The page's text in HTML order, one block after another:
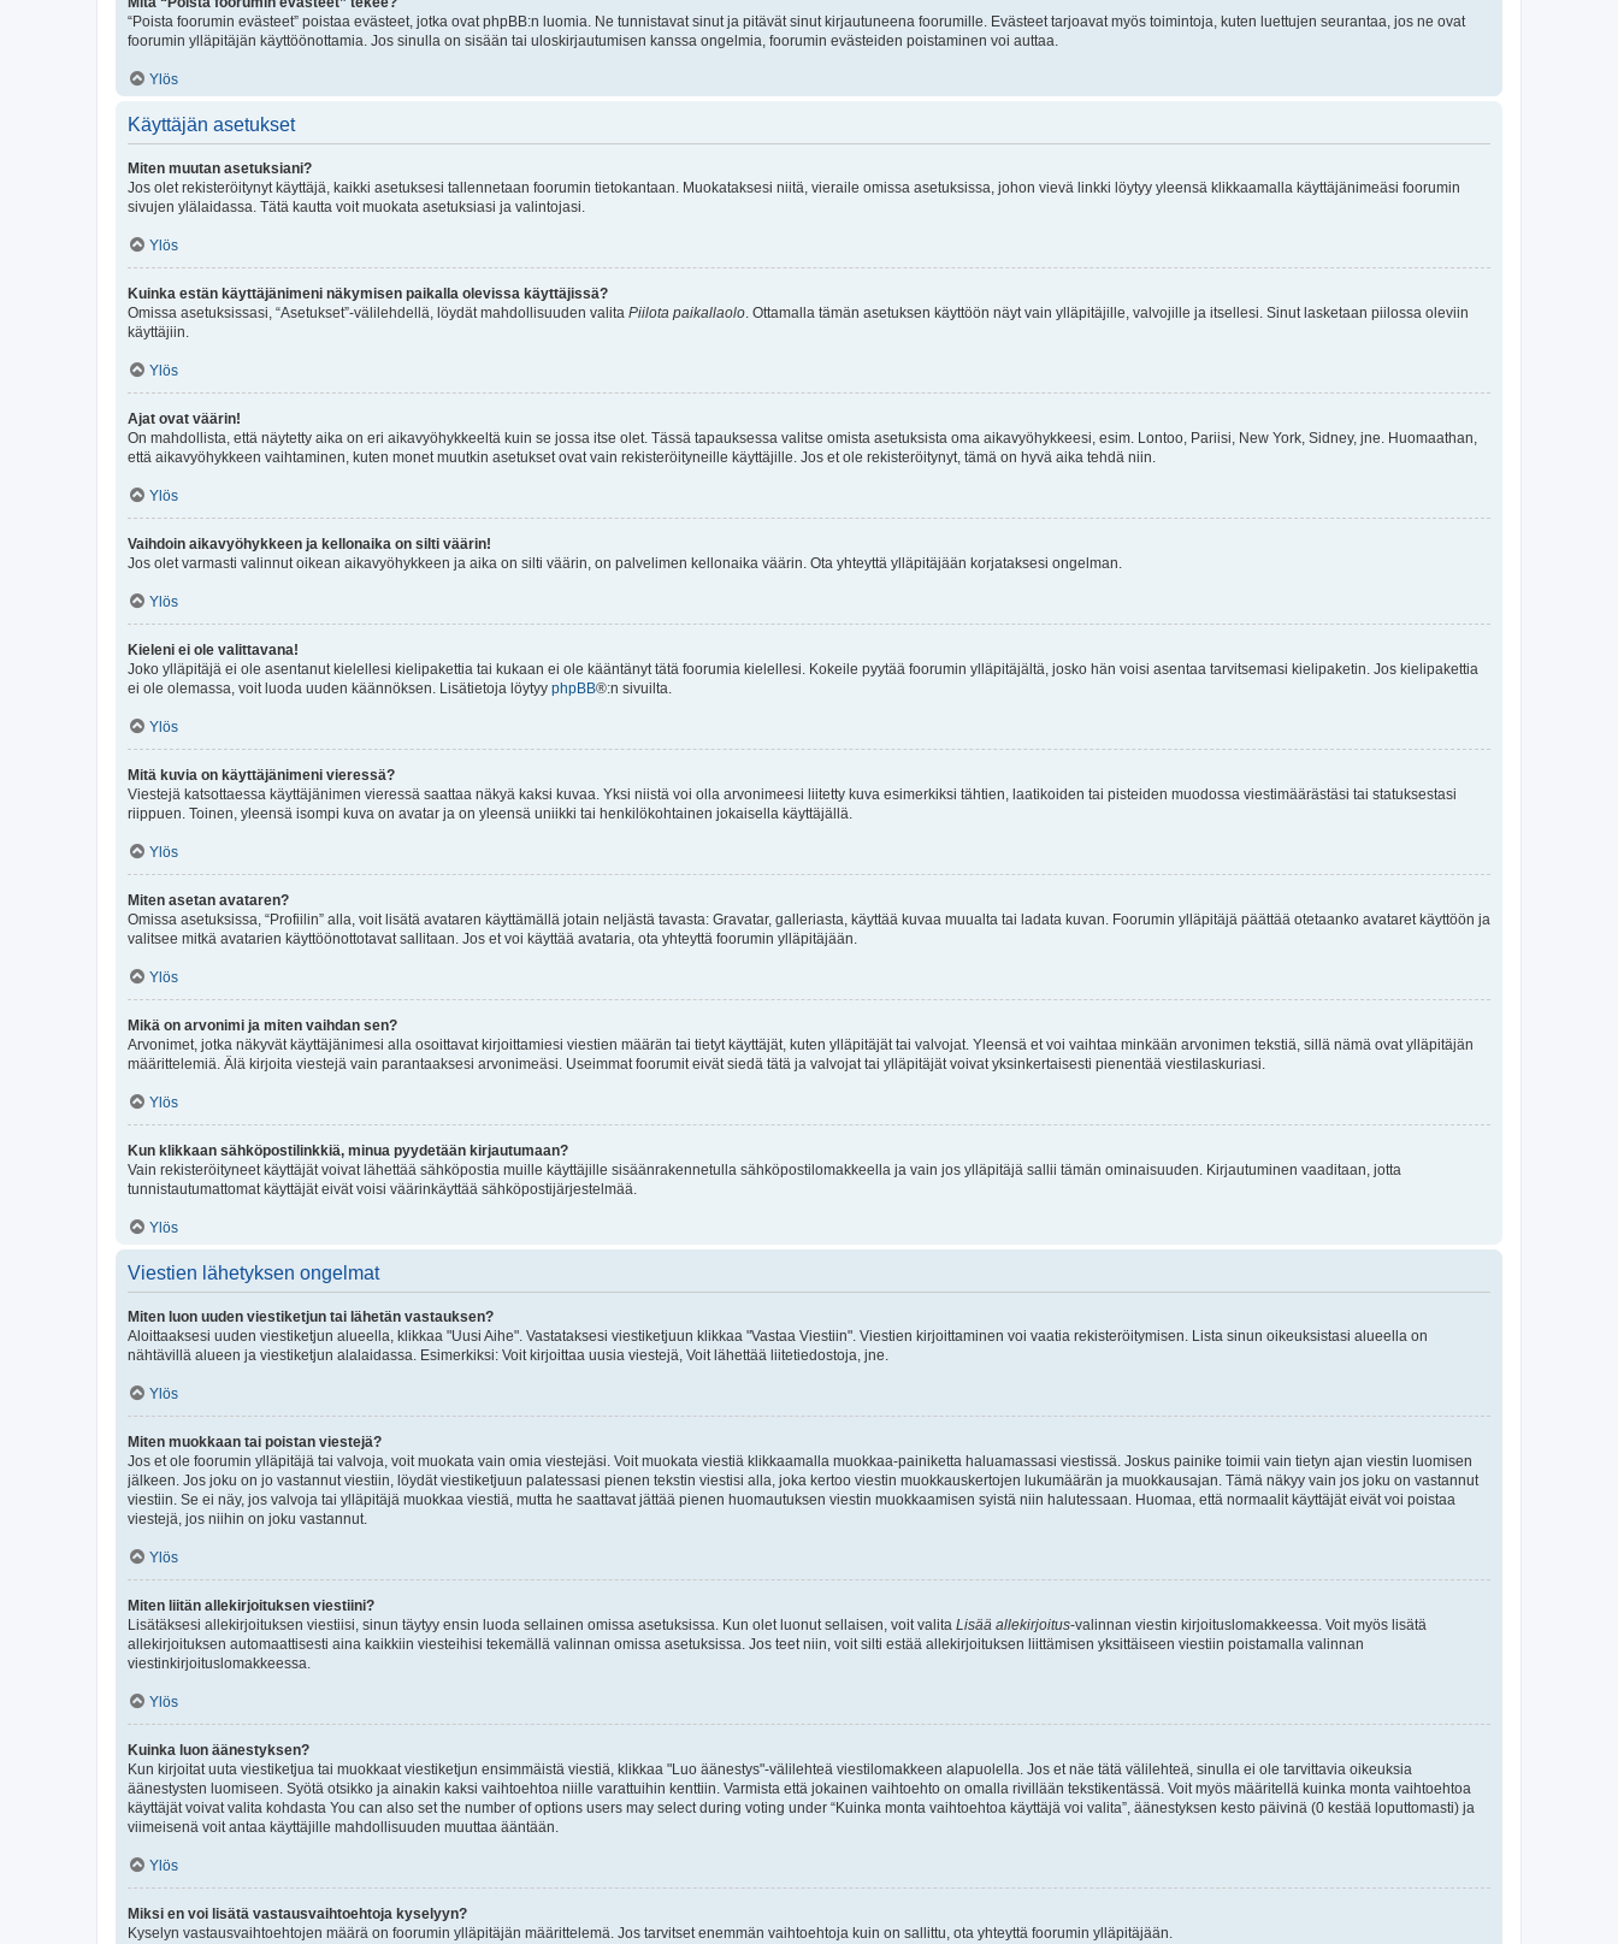
“Poista foorumin evästeet” poistaa evästeet, jotka ovat phpBB:n luomia. Ne tunnistavat sinut ja pitävät sinut kirjautuneena foorumille. Evästeet tarjoavat myös toimintoja, kuten luettujen seurantaa, jos ne ovat
foorumin ylläpitäjän käyttöönottamia. Jos sinulla on sisään tai uloskirjautumisen kanssa ongelmia, foorumin evästeiden poistaminen voi auttaa.
Ylös
Käyttäjän asetukset
Miten muutan asetuksiani?
Jos olet rekisteröitynyt käyttäjä, kaikki asetuksesi tallennetaan foorumin tietokantaan. Muokataksesi niitä, vieraile omissa asetuksissa, johon vievä linkki löytyy yleensä klikkaamalla käyttäjänimeäsi foorumin
sivujen ylälaidassa. Tätä kautta voit muokata asetuksiasi ja valintojasi.
Ylös
Kuinka estän käyttäjänimeni näkymisen paikalla olevissa käyttäjissä?
Omissa asetuksissasi, “Asetukset”-välilehdellä, löydät mahdollisuuden valita Piilota paikallaolo. Ottamalla tämän asetuksen käyttöön näyt vain ylläpitäjille, valvojille ja itsellesi. Sinut lasketaan piilossa oleviin
käyttäjiin.
Ylös
Ajat ovat väärin!
On mahdollista, että näytetty aika on eri aikavyöhykkeeltä kuin se jossa itse olet. Tässä tapauksessa valitse omista asetuksista oma aikavyöhykkeesi, esim. Lontoo, Pariisi, New York, Sidney, jne. Huomaathan,
että aikavyöhykkeen vaihtaminen, kuten monet muutkin asetukset ovat vain rekisteröityneille käyttäjille. Jos et ole rekisteröitynyt, tämä on hyvä aika tehdä niin.
Ylös
Vaihdoin aikavyöhykkeen ja kellonaika on silti väärin!
Jos olet varmasti valinnut oikean aikavyöhykkeen ja aika on silti väärin, on palvelimen kellonaika väärin. Ota yhteyttä ylläpitäjään korjataksesi ongelman.
Ylös
Kieleni ei ole valittavana!
Joko ylläpitäjä ei ole asentanut kielellesi kielipakettia tai kukaan ei ole kääntänyt tätä foorumia kielellesi. Kokeile pyytää foorumin ylläpitäjältä, josko hän voisi asentaa tarvitsemasi kielipaketin. Jos kielipakettia
ei ole olemassa, voit luoda uuden käännöksen. Lisätietoja löytyy phpBB®:n sivuilta.
Ylös
Mitä kuvia on käyttäjänimeni vieressä?
Viestejä katsottaessa käyttäjänimen vieressä saattaa näkyä kaksi kuvaa. Yksi niistä voi olla arvonimeesi liitetty kuva esimerkiksi tähtien, laatikoiden tai pisteiden muodossa viestimäärästäsi tai statuksestasi
riippuen. Toinen, yleensä isompi kuva on avatar ja on yleensä uniikki tai henkilökohtainen jokaisella käyttäjällä.
Ylös
Miten asetan avataren?
Omissa asetuksissa, “Profiilin” alla, voit lisätä avataren käyttämällä jotain neljästä tavasta: Gravatar, galleriasta, käyttää kuvaa muualta tai ladata kuvan. Foorumin ylläpitäjä päättää otetaanko avataret käyttöön ja
valitsee mitkä avatarien käyttöönottotavat sallitaan. Jos et voi käyttää avataria, ota yhteyttä foorumin ylläpitäjään.
Ylös
Mikä on arvonimi ja miten vaihdan sen?
Arvonimet, jotka näkyvät käyttäjänimesi alla osoittavat kirjoittamiesi viestien määrän tai tietyt käyttäjät, kuten ylläpitäjät tai valvojat. Yleensä et voi vaihtaa minkään arvonimen tekstiä, sillä nämä ovat ylläpitäjän
määrittelemiä. Älä kirjoita viestejä vain parantaaksesi arvonimeäsi. Useimmat foorumit eivät siedä tätä ja valvojat tai ylläpitäjät voivat yksinkertaisesti pienentää viestilaskuriasi.
Ylös
Kun klikkaan sähköpostilinkkiä, minua pyydetään kirjautumaan?
Vain rekisteröityneet käyttäjät voivat lähettää sähköpostia muille käyttäjille sisäänrakennetulla sähköpostilomakkeella ja vain jos ylläpitäjä sallii tämän ominaisuuden. Kirjautuminen vaaditaan, jotta
tunnistautumattomat käyttäjät eivät voisi väärinkäyttää sähköpostijärjestelmää.
Ylös
Viestien lähetyksen ongelmat
Miten luon uuden viestiketjun tai lähetän vastauksen?
Aloittaaksesi uuden viestiketjun alueella, klikkaa "Uusi Aihe". Vastataksesi viestiketjuun klikkaa "Vastaa Viestiin". Viestien kirjoittaminen voi vaatia rekisteröitymisen. Lista sinun oikeuksistasi alueella on
nähtävillä alueen ja viestiketjun alalaidassa. Esimerkiksi: Voit kirjoittaa uusia viestejä, Voit lähettää liitetiedostoja, jne.
Ylös
Miten muokkaan tai poistan viestejä?
Jos et ole foorumin ylläpitäjä tai valvoja, voit muokata vain omia viestejäsi. Voit muokata viestiä klikkaamalla muokkaa-painiketta haluamassasi viestissä. Joskus painike toimii vain tietyn ajan viestin luomisen
jälkeen. Jos joku on jo vastannut viestiin, löydät viestiketjuun palatessasi pienen tekstin viestisi alla, joka kertoo viestin muokkauskertojen lukumäärän ja muokkausajan. Tämä näkyy vain jos joku on vastannut
viestiin. Se ei näy, jos valvoja tai ylläpitäjä muokkaa viestiä, mutta he saattavat jättää pienen huomautuksen viestin muokkaamisen syistä niin halutessaan. Huomaa, että normaalit käyttäjät eivät voi poistaa
viestejä, jos niihin on joku vastannut.
Ylös
Miten liitän allekirjoituksen viestiini?
Lisätäksesi allekirjoituksen viestiisi, sinun täytyy ensin luoda sellainen omissa asetuksissa. Kun olet luonut sellaisen, voit valita Lisää allekirjoitus-valinnan viestin kirjoituslomakkeessa. Voit myös lisätä
allekirjoituksen automaattisesti aina kaikkiin viesteihisi tekemällä valinnan omissa asetuksissa. Jos teet niin, voit silti estää allekirjoituksen liittämisen yksittäiseen viestiin poistamalla valinnan
viestinkirjoituslomakkeessa.
Ylös
Kuinka luon äänestyksen?
Kun kirjoitat uuta viestiketjua tai muokkaat viestiketjun ensimmäistä viestiä, klikkaa "Luo äänestys"-välilehteä viestilomakkeen alapuolella. Jos et näe tätä välilehteä, sinulla ei ole tarvittavia oikeuksia
äänestysten luomiseen. Syötä otsikko ja ainakin kaksi vaihtoehtoa niille varattuihin kenttiin. Varmista että jokainen vaihtoehto on omalla rivillään tekstikentässä. Voit myös määritellä kuinka monta vaihtoehtoa
käyttäjät voivat valita kohdasta You can also set the number of options users may select during voting under “Kuinka monta vaihtoehtoa käyttäjä voi valita”, äänestyksen kesto päivinä (0 kestää loputtomasti) ja
viimeisenä voit antaa käyttäjille mahdollisuuden muuttaa ääntään.
Ylös
Miksi en voi lisätä vastausvaihtoehtoja kyselyyn?
Kyselyn vastausvaihtoehtojen määrä on foorumin ylläpitäjän määrittelemä. Jos tarvitset enemmän vaihtoehtoja kuin on sallittu, ota yhteyttä foorumin ylläpitäjään.